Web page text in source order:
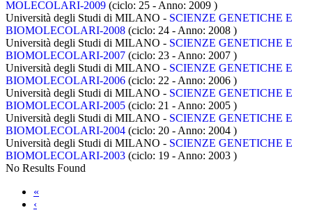
MOLECOLARI-2009 (ciclo: 25 - Anno: 2009 )
Università degli Studi di MILANO - SCIENZE GENETICHE E
BIOMOLECOLARI-2008 (ciclo: 24 - Anno: 2008 )
Università degli Studi di MILANO - SCIENZE GENETICHE E
BIOMOLECOLARI-2007 (ciclo: 23 - Anno: 2007 )
Università degli Studi di MILANO - SCIENZE GENETICHE E
BIOMOLECOLARI-2006 (ciclo: 22 - Anno: 2006 )
Università degli Studi di MILANO - SCIENZE GENETICHE E
BIOMOLECOLARI-2005 (ciclo: 21 - Anno: 2005 )
Università degli Studi di MILANO - SCIENZE GENETICHE E
BIOMOLECOLARI-2004 (ciclo: 20 - Anno: 2004 )
Università degli Studi di MILANO - SCIENZE GENETICHE E
BIOMOLECOLARI-2003 (ciclo: 19 - Anno: 2003 )
No Results Found
«
‹